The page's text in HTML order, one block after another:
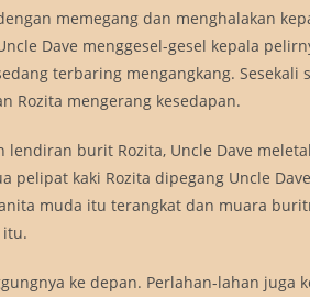
memegang dan menghalakan
Dave menggesel-gesel kepala
terbaring mengangkang. Sesekali
Rozita mengerang kesedapan.
burit Rozita, Uncle Dave
pelipat kaki Rozita dipegang Uncle
muda itu terangkat dan muara
itu.
ke depan. Perlahan-lahan juga